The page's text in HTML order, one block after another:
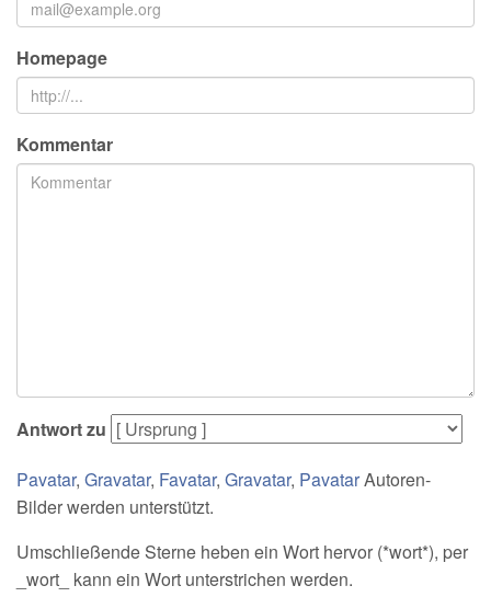
Homepage
Kommentar
Antwort zu
Pavatar, Gravatar, Favatar, Gravatar, PavatarAutoren-
Bilder werden unterstützt.
Umschließende Sterne heben ein Wort hervor (*wort*), per
_wort_ kann ein Wort unterstrichen werden.